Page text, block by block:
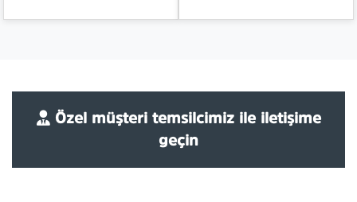
Özel müşteri temsilcimiz ile iletişime
geçin